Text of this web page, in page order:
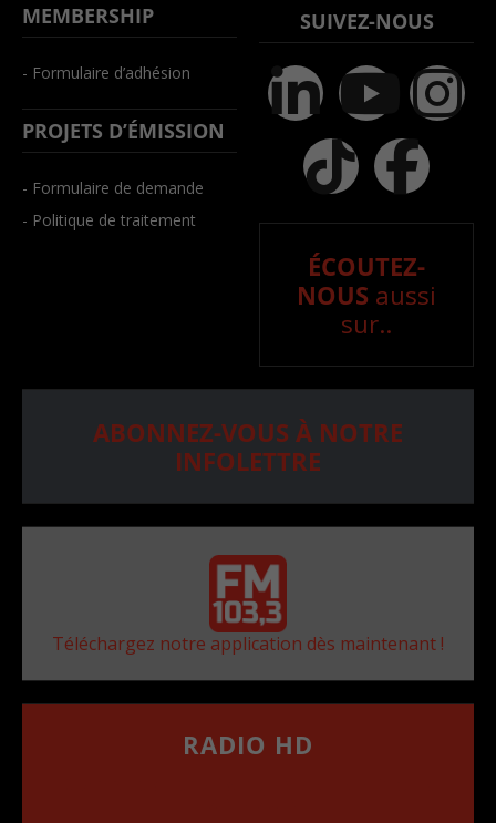
MEMBERSHIP
- Formulaire d’adhésion
PROJETS D’ÉMISSION
- Formulaire de demande
- Politique de traitement
SUIVEZ-NOUS
ÉCOUTEZ-
NOUS aussi
sur..
ABONNEZ-VOUS À NOTRE
INFOLETTRE
Téléchargez notre application dès maintenant !
RADIO HD